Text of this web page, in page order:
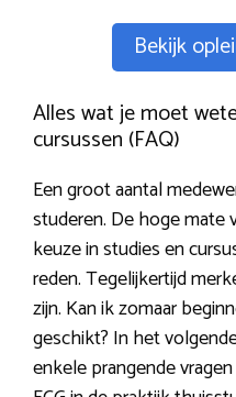
Bekijk
Alles wat je moet
cursussen (FAQ)
Een groot aantal
studeren. De hoge mate
keuze in studies en
reden. Tegelijkertijd
zijn. Kan ik zomaar
geschikt? In het
enkele prangende